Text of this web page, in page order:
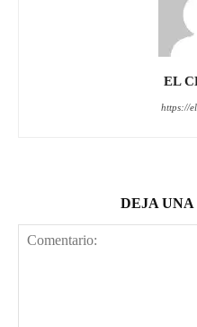
EL
https://
DEJA UNA